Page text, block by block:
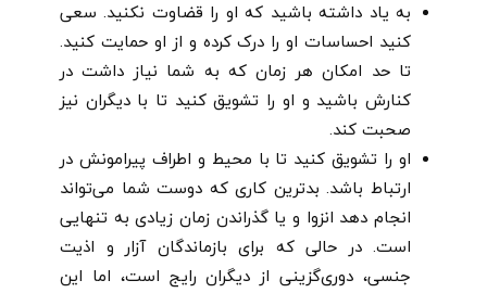
به یاد داشته باشید که او را قضاوت نکنید. سعی
کنید احساسات او را درک کرده و از او حمایت کنید.
تا حد امکان هر زمان که به شما نیاز داشت در
کنارش باشید و او را تشویق کنید تا با دیگران نیز
صحبت کند.
او را تشویق کنید تا با محیط و اطراف پیرامونش در
ارتباط باشد. بدترین کاری که دوست شما می‌تواند
انجام دهد انزوا و یا گذراندن زمان زیادی به تنهایی
است. در حالی که برای بازماندگان آزار و اذیت
جنسی، دوری‌گزینی از دیگران رایج است، اما این